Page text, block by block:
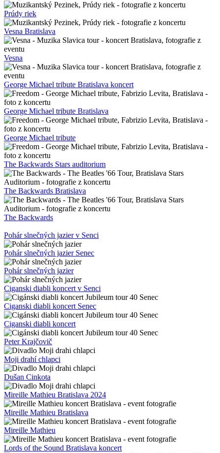
Prúdy riek
Vesna Bratislava
Vesna
George Michael tribute Bratislava koncert
George Michael tribute Bratislava
George Michael tribute
The Backwards Stars auditorium
The Backwards Bratislava
The Backwards
Pohár slnečných jazier v Senci
Pohár slnečných jazier Senec
Pohár slnečných jazier
Ciganski diabli koncert v Senci
Ciganski diabli koncert Senec
Ciganski diabli koncert
Peter Krajčovič
Moji drahí chlapci
Dušan Cinkota
Mireille Mathieu Bratislava 2024
Mireille Mathieu Bratislava
Mireille Mathieu
Lords of the Sound Bratislava koncert